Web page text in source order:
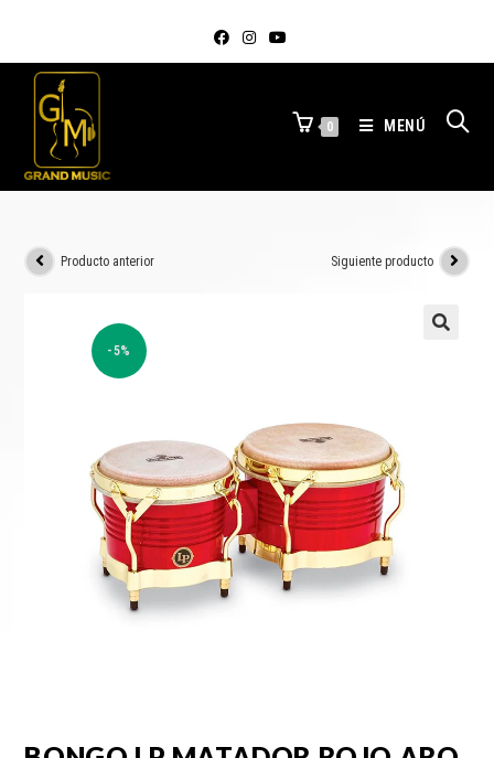
0 MENÚ
-5%
Producto anterior Siguiente producto